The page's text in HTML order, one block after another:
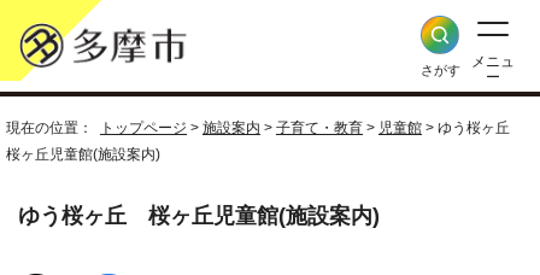
さがす
メニュ
ー
現在の位置： トップページ > 施設案内 > 子育て・教育 > 児童館 > ゆう桜ヶ丘
桜ヶ丘児童館(施設案内)
ゆう桜ヶ丘 桜ヶ丘児童館(施設案内)